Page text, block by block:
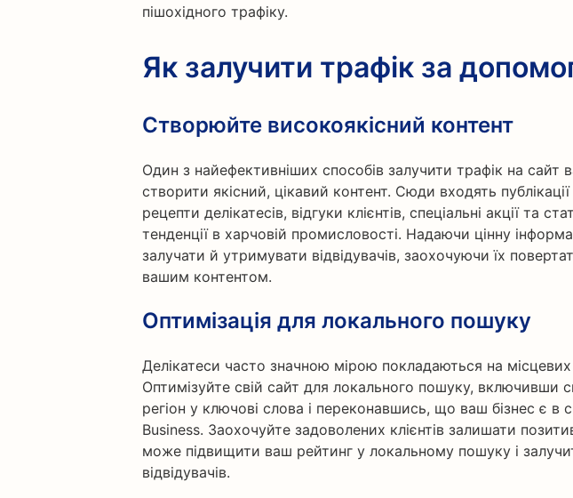
пішохідного трафіку.
Як залучити трафік за
Створюйте високоякісний контент
Один з найефективніших способів залучити трафік на сайт
створити якісний, цікавий контент. Сюди входять публікації
рецепти делікатесів, відгуки клієнтів, спеціальні акції та
тенденції в харчовій промисловості. Надаючи цінну
залучати й утримувати відвідувачів, заохочуючи їх
вашим контентом.
Оптимізація для локального пошуку
Делікатеси часто значною мірою покладаються на місцевих
Оптимізуйте свій сайт для локального пошуку, включивши
регіон у ключові слова і переконавшись, що ваш бізнес є в
Business. Заохочуйте задоволених клієнтів залишати
може підвищити ваш рейтинг у локальному пошуку і
відвідувачів.